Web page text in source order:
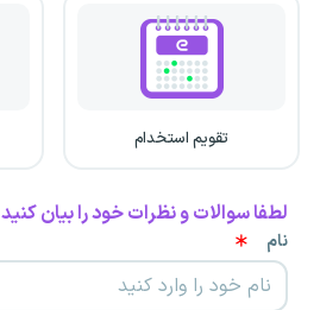
تقویم استخدام
لطفا سوالات و نظرات خود را بیان کنید
نام